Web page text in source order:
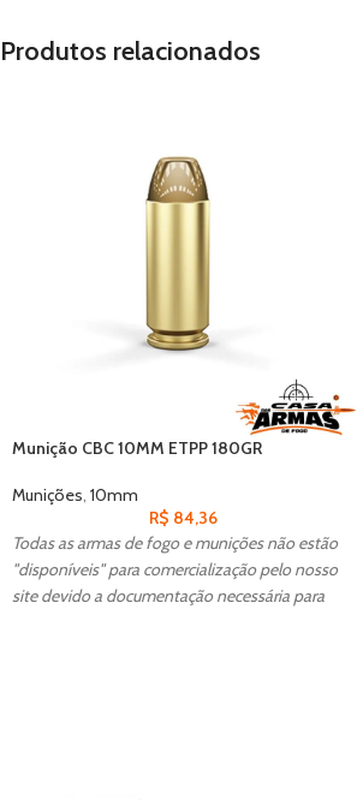
Produtos relacionados
Munição CBC 10MM ETPP 180GR
Munições 10mm
R$ 84,36
Todas as armas de fogo e munições não estão
"disponíveis" para comercialização pelo nosso
site devido a documentação necessária para